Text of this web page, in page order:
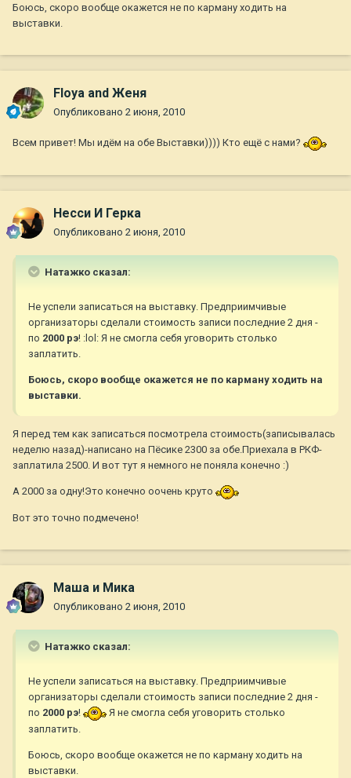
Боюсь, скоро вообще окажется не по карману ходить на
выставки.
Floya and Женя
Опубликовано 2 июня, 2010
Всем привет! Мы идём на обе Выставки)))) Кто ещё с нами?
Несси И Герка
Опубликовано 2 июня, 2010
Натажко сказал:
Не успели записаться на выставку. Предприимчивые
организаторы сделали стоимость записи последние 2 дня -
по 2000 рэ! :lol: Я не смогла себя уговорить столько
заплатить.
Боюсь, скоро вообще окажется не по карману ходить на
выставки.
Я перед тем как записаться посмотрела стоимость(записывалась
неделю назад)-написано на Пёсике 2300 за обе.Приехала в РКФ-
заплатила 2500. И вот тут я немного не поняла конечно :)
А 2000 за одну!Это конечно оочень круто
Вот это точно подмечено!
Маша и Мика
Опубликовано 2 июня, 2010
Натажко сказал:
Не успели записаться на выставку. Предприимчивые
организаторы сделали стоимость записи последние 2 дня -
по 2000 рэ!
Я не смогла себя уговорить столько
заплатить.
Боюсь, скоро вообще окажется не по карману ходить на
выставки.